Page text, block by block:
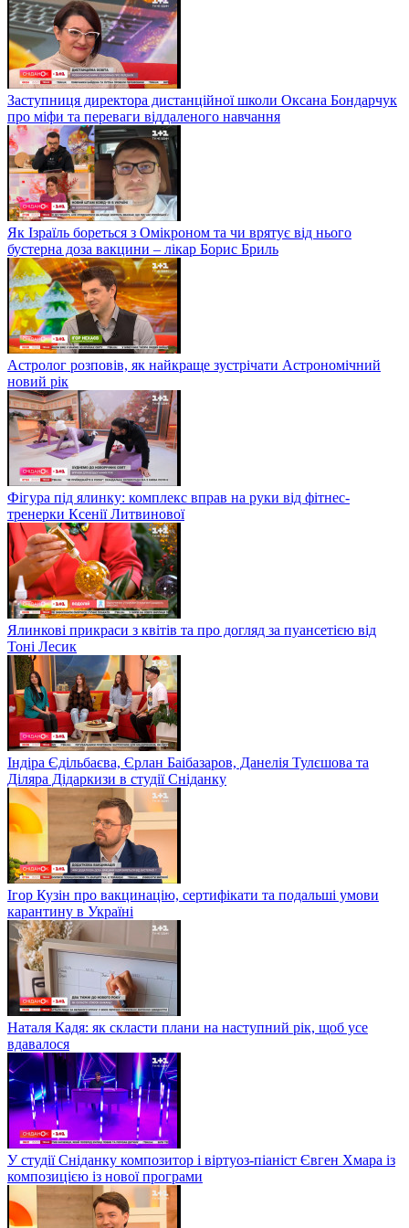
Заступниця директора дистанційної школи Оксана Бондарчук
про міфи та переваги віддаленого навчання
Як Ізраїль бореться з Омікроном та чи врятує від нього
бустерна доза вакцини – лікар Борис Бриль
Астролог розповів, як найкраще зустрічати Астрономічний
новий рік
Фігура під ялинку: комплекс вправ на руки від фітнес-
тренерки Ксенії Литвинової
Ялинкові прикраси з квітів та про догляд за пуансетією від
Тоні Лесик
Індіра Єдільбаєва, Єрлан Баібазаров, Данелія Тулєшова та
Діляра Дідаркизи в студії Сніданку
Ігор Кузін про вакцинацію, сертифікати та подальші умови
карантину в Україні
Наталя Кадя: як скласти плани на наступний рік, щоб усе
вдавалося
У студії Сніданку композитор і віртуоз-піаніст Євген Хмара із
композицією із нової програми